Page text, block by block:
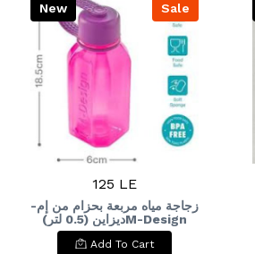
Sale
New
125 LE
زجاجة مياه مربعة بحزام من إم-
ديزاين (0.5 لتر)M-Design
Square Water Bottle with
Strap (0.5L
Add To Cart